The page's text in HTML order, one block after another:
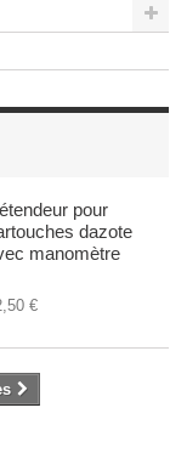
pour
dazote
manomètre
€